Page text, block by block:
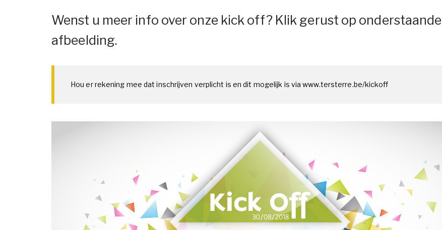
Wenst u meer info over onze kick off? Klik gerust op onderstaande
afbeelding.
Hou er rekening mee dat inschrijven verplicht is en dit mogelijk is via www.tersterre.be/kickoff